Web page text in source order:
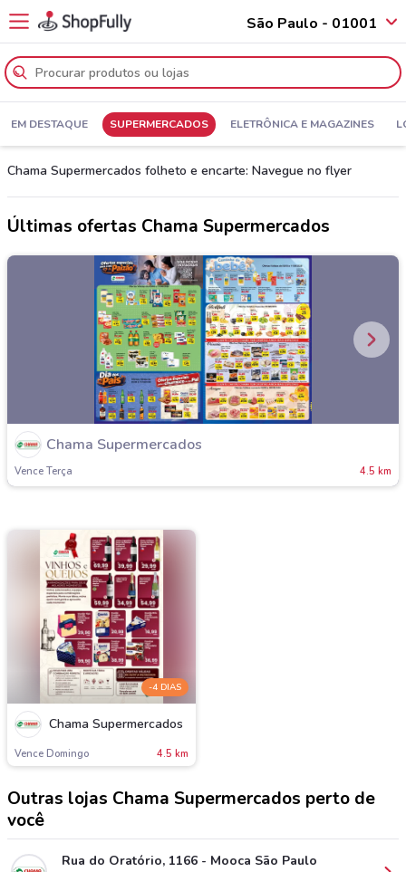
São Paulo - 01001
EM DESTAQUE SUPERMERCADOS ELETRÔNICA E MAGAZINES
Chama Supermercados folheto e encarte: Navegue no flyer
Últimas ofertas Chama Supermercados
Chama Supermercados
Vence Terça 4.5 km
-4 DIAS
Chama Supermercados
Vence Domingo 4.5 km
Outras lojas Chama Supermercados perto de
você
Rua do Oratório, 1166 - Mooca São Paulo